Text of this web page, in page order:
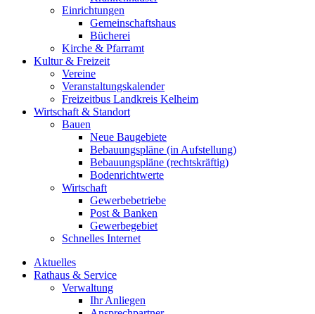
Einrichtungen
Gemeinschaftshaus
Bücherei
Kirche & Pfarramt
Kultur & Freizeit
Vereine
Veranstaltungskalender
Freizeitbus Landkreis Kelheim
Wirtschaft & Standort
Bauen
Neue Baugebiete
Bebauungspläne (in Aufstellung)
Bebauungspläne (rechtskräftig)
Bodenrichtwerte
Wirtschaft
Gewerbebetriebe
Post & Banken
Gewerbegebiet
Schnelles Internet
Aktuelles
Rathaus & Service
Verwaltung
Ihr Anliegen